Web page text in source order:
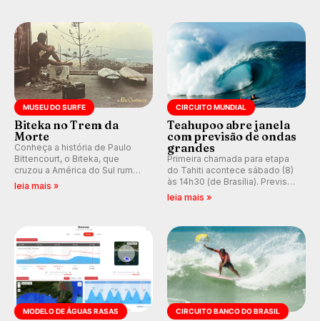
prática em esporte e indústria.
MUSEU DO SURFE
Biteka no Trem da
Morte
Conheça a história de Paulo
Bittencourt, o Biteka, que
cruzou a América do Sul rumo
ao Pacífico em uma jornada
leia mais »
CIRCUITO MUNDIAL
Teahupoo abre janela
com previsão de ondas
grandes
Primeira chamada para etapa
do Tahiti acontece sábado (8)
às 14h30 (de Brasília). Previsão
indica swell consistente.
Kelly Slater convidado.
leia mais »
MODELO DE ÁGUAS RASAS CIRCUITO BANCO DO BRASIL